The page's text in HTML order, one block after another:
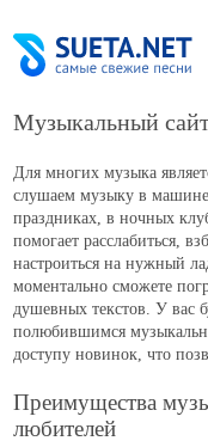
Музыкальный
Для многих музыка
слушаем музыку в
праздниках, в ночных
помогает расслабиться,
настроиться на нужный
моментально сможете
душевных текстов. У вас
полюбившимся
доступу новинок, что
Преимущества
любителей